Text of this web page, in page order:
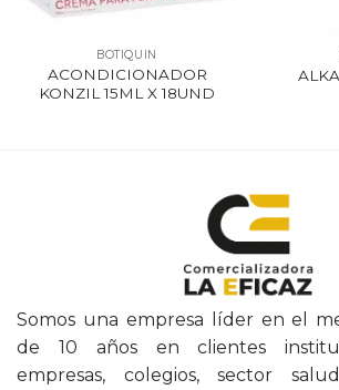
BOTIQUIN
ACONDICIONADOR
KONZIL 15ML X 18UND
Somos una empresa líder en el
de 10 años en clientes
empresas, colegios, sector